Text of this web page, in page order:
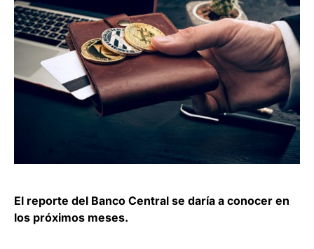
El reporte del Banco Central se daría a conocer en
los próximos meses.